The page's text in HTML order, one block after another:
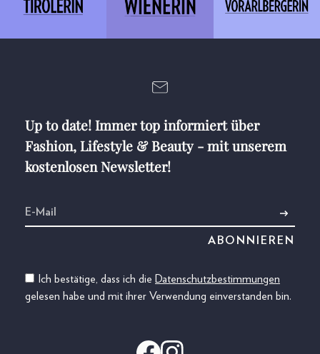
Up to date! Immer top informiert über
Fashion, Lifestyle & Beauty - mit unserem
kostenlosen Newsletter!
Ich bestätige, dass ich die Datenschutzbestimmungen
gelesen habe und mit ihrer Verwendung einverstanden bin.